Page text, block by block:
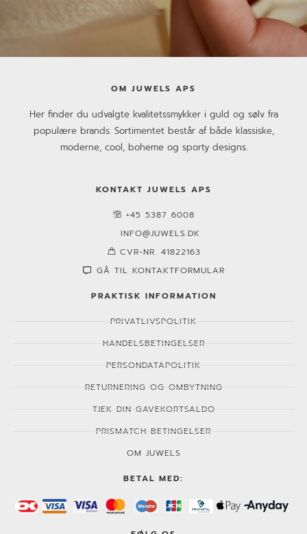
OM JUWELS APS
Her finder du udvalgte kvalitetssmykker i guld og sølv fra
populære brands. Sortimentet består af både klassiske,
moderne, cool, boheme og sporty designs.
KONTAKT JUWELS APS
+45 5387 6008
INFO@JUWELS.DK
CVR-NR. 41822163
GÅ TIL KONTAKTFORMULAR
PRAKTISK INFORMATION
PRIVATLIVSPOLITIK
HANDELSBETINGELSER
PERSONDATAPOLITIK
RETURNERING OG OMBYTNING
TJEK DIN GAVEKORTSALDO
PRISMATCH BETINGELSER
OM JUWELS
BETAL MED: